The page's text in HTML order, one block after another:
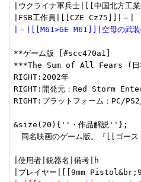
|ウクライナ軍兵士|[[中国北方工
|－|[[M61>GE M61]]|空母の武装
**ゲーム版 [#scc470a1]
***The Sum of All Fears (日
RIGHT:2002年
RIGHT:開発元：Red Storm
RIGHT:プラットフォーム：PC/
&size(20){''・作品解説''};
同名映画のゲーム版。『[[ゴース
|使用者|銃器名|備考|h